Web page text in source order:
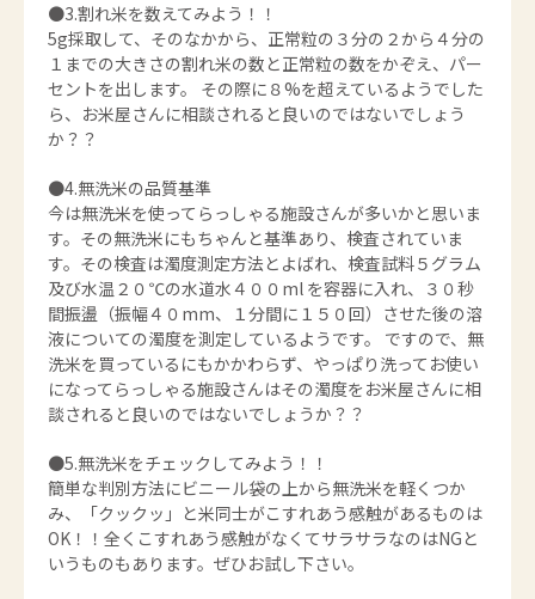
●3.割れ米を数えてみよう！！
5g採取して、そのなかから、正常粒の３分の２から４分の
１までの大きさの割れ米の数と正常粒の数をかぞえ、パー
セントを出します。 その際に８%を超えているようでした
ら、お米屋さんに相談されると良いのではないでしょう
か？？
●4.無洗米の品質基準
今は無洗米を使ってらっしゃる施設さんが多いかと思いま
す。その無洗米にもちゃんと基準あり、検査されていま
す。その検査は濁度測定方法とよばれ、検査試料５グラム
及び水温２０℃の水道水４００ml を容器に入れ、３０秒
間振盪（振幅４０mm、１分間に１５０回）させた後の溶
液についての濁度を測定しているようです。 ですので、無
洗米を買っているにもかかわらず、やっぱり洗ってお使い
になってらっしゃる施設さんはその濁度をお米屋さんに相
談されると良いのではないでしょうか？？
●5.無洗米をチェックしてみよう！！
簡単な判別方法にビニール袋の上から無洗米を軽くつか
み、「クックッ」と米同士がこすれあう感触があるものは
OK！！全くこすれあう感触がなくてサラサラなのはNGと
いうものもあります。ぜひお試し下さい。